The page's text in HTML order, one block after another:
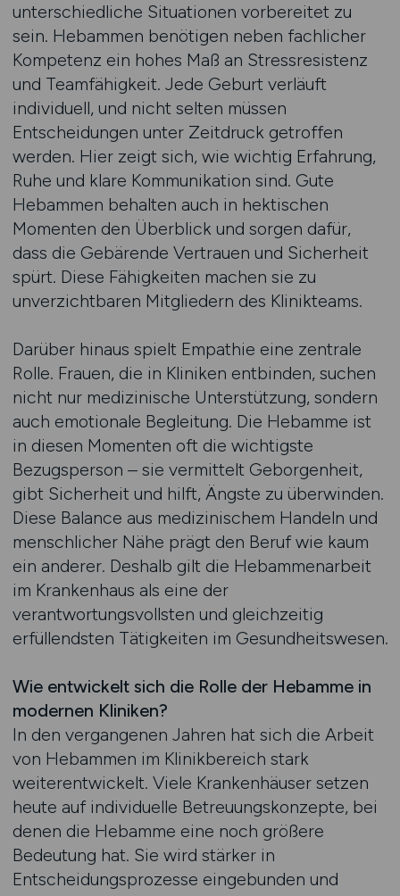
unterschiedliche Situationen vorbereitet zu
sein. Hebammen benötigen neben fachlicher
Kompetenz ein hohes Maß an Stressresistenz
und Teamfähigkeit. Jede Geburt verläuft
individuell, und nicht selten müssen
Entscheidungen unter Zeitdruck getroffen
werden. Hier zeigt sich, wie wichtig Erfahrung,
Ruhe und klare Kommunikation sind. Gute
Hebammen behalten auch in hektischen
Momenten den Überblick und sorgen dafür,
dass die Gebärende Vertrauen und Sicherheit
spürt. Diese Fähigkeiten machen sie zu
unverzichtbaren Mitgliedern des Klinikteams.
Darüber hinaus spielt Empathie eine zentrale
Rolle. Frauen, die in Kliniken entbinden, suchen
nicht nur medizinische Unterstützung, sondern
auch emotionale Begleitung. Die Hebamme ist
in diesen Momenten oft die wichtigste
Bezugsperson – sie vermittelt Geborgenheit,
gibt Sicherheit und hilft, Ängste zu überwinden.
Diese Balance aus medizinischem Handeln und
menschlicher Nähe prägt den Beruf wie kaum
ein anderer. Deshalb gilt die Hebammenarbeit
im Krankenhaus als eine der
verantwortungsvollsten und gleichzeitig
erfüllendsten Tätigkeiten im Gesundheitswesen.
Wie entwickelt sich die Rolle der Hebamme in
modernen Kliniken?
In den vergangenen Jahren hat sich die Arbeit
von Hebammen im Klinikbereich stark
weiterentwickelt. Viele Krankenhäuser setzen
heute auf individuelle Betreuungskonzepte, bei
denen die Hebamme eine noch größere
Bedeutung hat. Sie wird stärker in
Entscheidungsprozesse eingebunden und